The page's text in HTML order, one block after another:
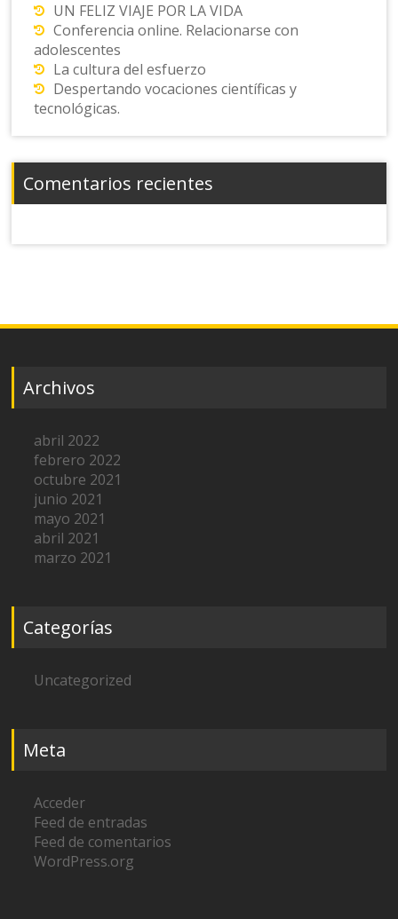
UN FELIZ VIAJE POR LA VIDA
Conferencia online. Relacionarse con
adolescentes
La cultura del esfuerzo
Despertando vocaciones científicas y
tecnológicas.
Comentarios recientes
Archivos
abril 2022
febrero 2022
octubre 2021
junio 2021
mayo 2021
abril 2021
marzo 2021
Categorías
Uncategorized
Meta
Acceder
Feed de entradas
Feed de comentarios
WordPress.org